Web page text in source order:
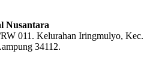
Nusantara
011. Kelurahan Iringmulyo, Kec.
34112.